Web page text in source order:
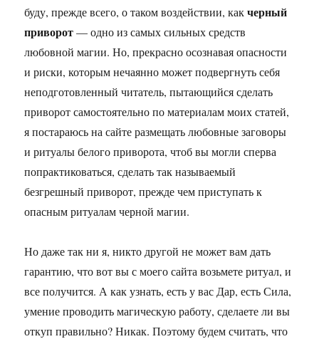
буду, прежде всего, о таком воздействии, какчерный
приворот— одно из самых сильных средств
любовной магии. Но, прекрасно осознавая опасности
и риски, которым нечаянно может подвергнуть себя
неподготовленный читатель, пытающийся сделать
приворот самостоятельно по материалам моих статей,
я постараюсь на сайте размещать любовные заговоры
и ритуалы белого приворота, чтоб вы могли сперва
попрактиковаться, сделать так называемый
безгрешный приворот, прежде чем приступать к
опасным ритуалам черной магии.
Но даже так ни я, никто другой не может вам дать
гарантию, что вот вы с моего сайта возьмете ритуал, и
все получится. А как узнать, есть у вас Дар, есть Сила,
умение проводить магическую работу, сделаете ли вы
откуп правильно? Никак. Поэтому будем считать, что